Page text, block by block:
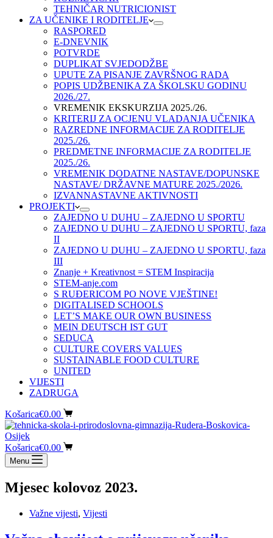
TEHNIČAR NUTRICIONIST
ZA UČENIKE I RODITELJE
RASPORED
E-DNEVNIK
POTVRDE
DUPLIKAT SVJEDODŽBE
UPUTE ZA PISANJE ZAVRŠNOG RADA
POPIS UDŽBENIKA ZA ŠKOLSKU GODINU
2026./27.
VREMENIK EKSKURZIJA 2025./26.
KRITERIJ ZA OCJENU VLADANJA UČENIKA
RAZREDNE INFORMACIJE ZA RODITELJE
2025./26.
PREDMETNE INFORMACIJE ZA RODITELJE
2025./26.
VREMENIK DODATNE NASTAVE/DOPUNSKE
NASTAVE/ DRŽAVNE MATURE 2025./2026.
IZVANNASTAVNE AKTIVNOSTI
PROJEKTI
ZAJEDNO U DUHU – ZAJEDNO U SPORTU
ZAJEDNO U DUHU – ZAJEDNO U SPORTU, faza
II
ZAJEDNO U DUHU – ZAJEDNO U SPORTU, faza
III
Znanje + Kreativnost = STEM Inspiracija
STEM-anje.com
S RUĐERICOM PO NOVE VJEŠTINE!
DIGITALISED SCHOOLS
LET’S MAKE OUR OWN BUSINESS
MEIN DEUTSCH IST GUT
SEDUCA
CULTURE COVERS VALUES
SUSTAINABLE FOOD CULTURE
UNITED
VIJESTI
ZADRUGA
Košarica€0.00
Košarica€0.00
Menu
Mjesec kolovoz 2023.
Važne vijesti, Vijesti